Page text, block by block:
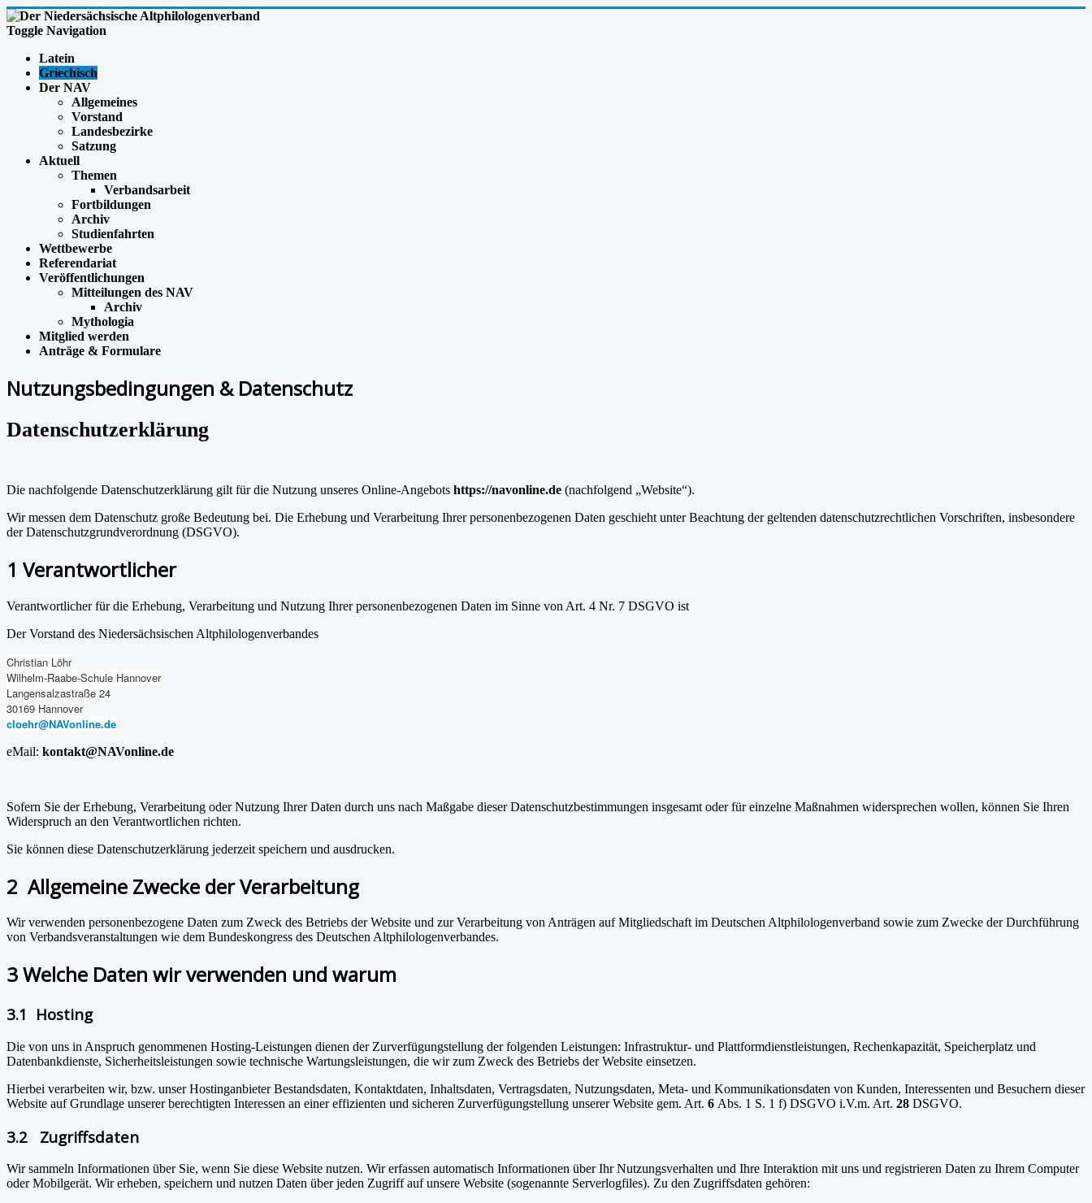
Toggle Navigation
Latein
Griechisch
Der NAV
Allgemeines
Vorstand
Landesbezirke
Satzung
Aktuell
Themen
Verbandsarbeit
Fortbildungen
Archiv
Studienfahrten
Wettbewerbe
Referendariat
Veröffentlichungen
Mitteilungen des NAV
Archiv
Mythologia
Mitglied werden
Anträge & Formulare
Nutzungsbedingungen & Datenschutz
Datenschutzerklärung
Die nachfolgende Datenschutzerklärung gilt für die Nutzung unseres Online-Angebots https://navonline.de (nachfolgend „Website“).
Wir messen dem Datenschutz große Bedeutung bei. Die Erhebung und Verarbeitung Ihrer personenbezogenen Daten geschieht unter Beachtung der geltenden datenschutzrechtlichen Vorschriften, insbesondere
der Datenschutzgrundverordnung (DSGVO).
1 Verantwortlicher
Verantwortlicher für die Erhebung, Verarbeitung und Nutzung Ihrer personenbezogenen Daten im Sinne von Art. 4 Nr. 7 DSGVO ist
Der Vorstand des Niedersächsischen Altphilologenverbandes
Christian Löhr
Wilhelm-Raabe-Schule Hannover
Langensalzastraße 24
30169 Hannover
cloehr@NAVonline.de
eMail: kontakt@NAVonline.de
Sofern Sie der Erhebung, Verarbeitung oder Nutzung Ihrer Daten durch uns nach Maßgabe dieser Datenschutzbestimmungen insgesamt oder für einzelne Maßnahmen widersprechen wollen, können Sie Ihren
Widerspruch an den Verantwortlichen richten.
Sie können diese Datenschutzerklärung jederzeit speichern und ausdrucken.
2 Allgemeine Zwecke der Verarbeitung
Wir verwenden personenbezogene Daten zum Zweck des Betriebs der Website und zur Verarbeitung von Anträgen auf Mitgliedschaft im Deutschen Altphilologenverband sowie zum Zwecke der Durchführung
von Verbandsveranstaltungen wie dem Bundeskongress des Deutschen Altphilologenverbandes.
3 Welche Daten wir verwenden und warum
3.1 Hosting
Die von uns in Anspruch genommenen Hosting-Leistungen dienen der Zurverfügungstellung der folgenden Leistungen: Infrastruktur- und Plattformdienstleistungen, Rechenkapazität, Speicherplatz und
Datenbankdienste, Sicherheitsleistungen sowie technische Wartungsleistungen, die wir zum Zweck des Betriebs der Website einsetzen.
Hierbei verarbeiten wir, bzw. unser Hostinganbieter Bestandsdaten, Kontaktdaten, Inhaltsdaten, Vertragsdaten, Nutzungsdaten, Meta- und Kommunikationsdaten von Kunden, Interessenten und Besuchern dieser
Website auf Grundlage unserer berechtigten Interessen an einer effizienten und sicheren Zurverfügungstellung unserer Website gem. Art. 6 Abs. 1 S. 1 f) DSGVO i.V.m. Art. 28 DSGVO.
3.2 Zugriffsdaten
Wir sammeln Informationen über Sie, wenn Sie diese Website nutzen. Wir erfassen automatisch Informationen über Ihr Nutzungsverhalten und Ihre Interaktion mit uns und registrieren Daten zu Ihrem Computer
oder Mobilgerät. Wir erheben, speichern und nutzen Daten über jeden Zugriff auf unsere Website (sogenannte Serverlogfiles). Zu den Zugriffsdaten gehören: